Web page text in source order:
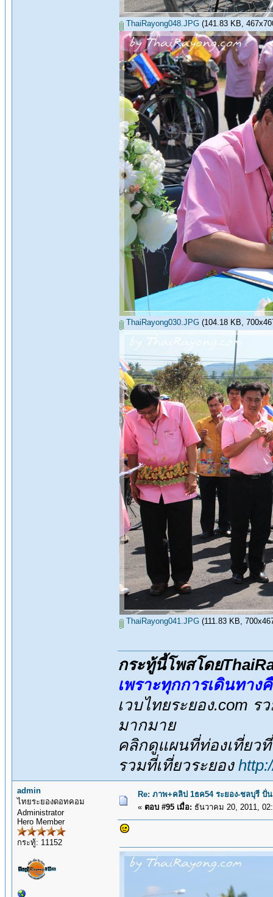
ThaiRayong048.JPG (141.83 KB,
ThaiRayong030.JPG (104.18 KB,
ThaiRayong041.JPG (111.83 KB,
กระทู้นี้โพสโดย
เพราะทุกการเดินทาง
เวบไทยระยอง.com
มากมาย
คลิกดูแผนที่ท่องเที่ยว
รวมที่เที่ยวระยอง
admin
ไทยระยองดอทคอม
Administrator
Hero Member
กระทู้: 11152
Re: ภาพ+คลิป 1ธค54 ระยอง-ชลบุรี ปั่
« ตอบ #95 เมื่อ: ธันวาคม 20, 2011,